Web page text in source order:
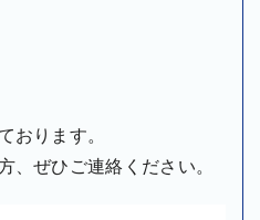
おります。
、ぜひご連絡ください。